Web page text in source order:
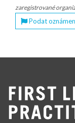
zaregistrované
Podat